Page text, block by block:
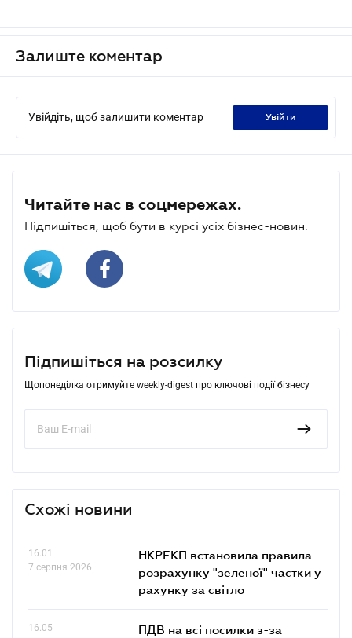
Залиште коментар
Увійдіть, щоб залишити коментар увійти
Читайте нас в соцмережах.
Підпишіться, щоб бути в курсі усіх бізнес-новин.
Підпишіться на розсилку
Щопонеділка отримуйте weekly-digest про ключові події бізнесу
Схожі новини
16.01
7 серпня 2026
НКРЕКП встановила правила
розрахунку "зеленої" частки у
рахунку за світло
16.05
ПДВ на всі посилки з-за